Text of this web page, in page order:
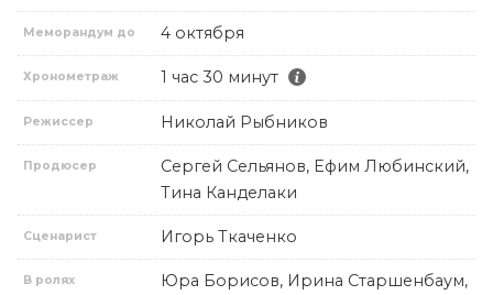
Меморандум до 4 октября
Хронометраж 1 час 30 минут
Режиссер Николай Рыбников
Продюсер
Сергей Сельянов, Ефим Любинский,
Тина Канделаки
Сценарист Игорь Ткаченко
В ролях
Юра Борисов, Ирина Старшенбаум,